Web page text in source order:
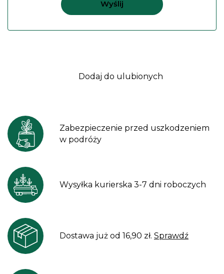
Dodaj do ulubionych
Zabezpieczenie przed uszkodzeniem
w podróży
Wysyłka kurierska 3-7 dni roboczych
Dostawa już od 16,90 zł. Sprawdź